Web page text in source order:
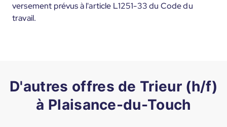
versement prévus à l'article L1251-33 du Code du
travail.
D'autres offres de Trieur (h/f)
à Plaisance-du-Touch